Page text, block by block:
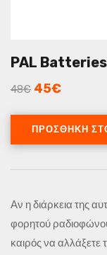
PAL Batteries
48€ 45€
ΠΡΟΣΘΉΚΗ
Αν η διάρκεια της
φορητoύ ραδιοφώνου
καιρός να αλλάξετε